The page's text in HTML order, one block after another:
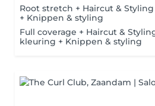
Root stretch + Haircut &
+ Knippen & styling
Full coverage + Haircut &
kleuring + Knippen & styling